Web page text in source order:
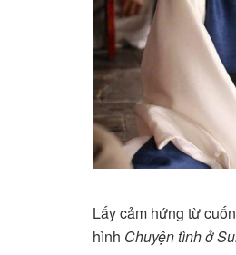
Lấy cảm hứng từ
hình Chuyện tình ở